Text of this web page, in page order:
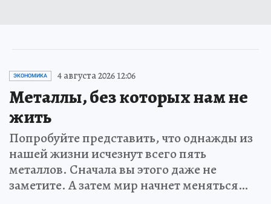
ЭКОНОМИКА 4 августа 2026 12:06
Металлы, без которых нам не
жить
Попробуйте представить, что однажды из
нашей жизни исчезнут всего пять
металлов. Сначала вы этого даже не
заметите. А затем мир начнет меняться…